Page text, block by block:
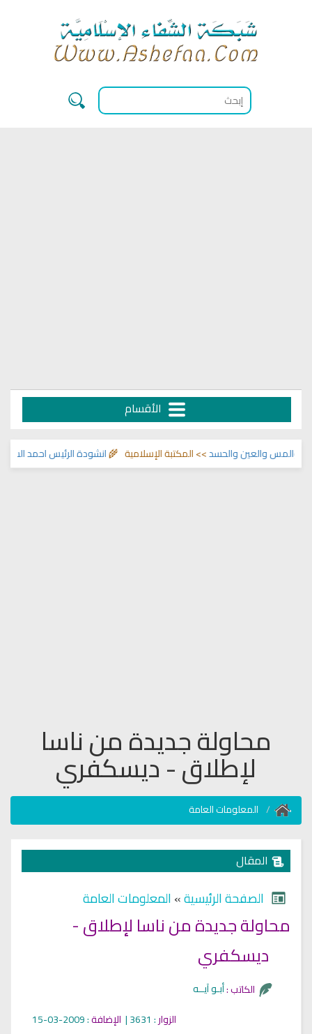
الأقسام
انشودة الرئيس احمد الشرع>> والعين والحسد>> المكتبة الإسلامية 🌾
محاولة جديدة من ناسا
لإطلاق - ديسكفري
المعلومات العامة
المقال
الصفحة الرئيسية»المعلومات العامة
محاولة جديدة من ناسا لإطلاق -
الكاتب :
الزوار: 3631 | الإضافة: 2009-03-15